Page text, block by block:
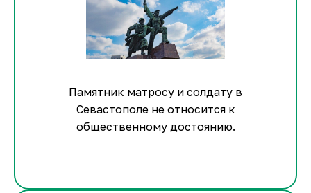
Памятник матросу и солдату в
Севастополе не относится к
общественному достоянию.